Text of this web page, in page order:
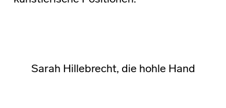
Sarah Hillebrecht, die hohle Hand